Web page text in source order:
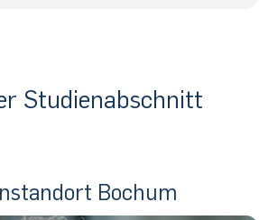
Studienabschnitt
Bochum